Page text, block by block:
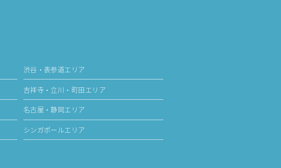
渋谷・表参道エリア
吉祥寺・立川・町田エリア
名古屋・静岡エリア
シンガポールエリア